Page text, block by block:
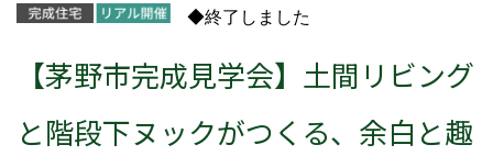
◆終了しました
【茅野市完成見学会】土間リビング
と階段下ヌックがつくる、余白と趣